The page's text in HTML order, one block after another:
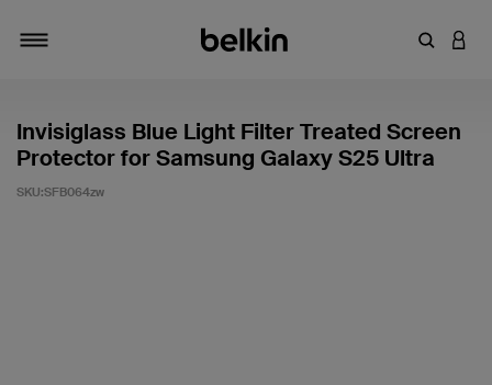
Invisiglass Blue Light Filter Treated Screen
Protector for Samsung Galaxy S25 Ultra
SKU:SFB064zw